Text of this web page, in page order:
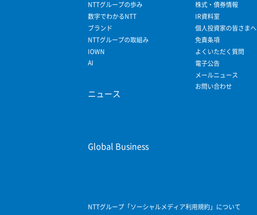
NTTグループの歩み
数字でわかるNTT
ブランド
NTTグループの取組み
IOWN
AI
ニュース
Global Business
株式・債券情報
IR資料室
個人投資家の皆さまへ
免責条項
よくいただく質問
電子公告
メールニュース
お問い合わせ
NTTグループ「ソーシャルメディア利用規約」について